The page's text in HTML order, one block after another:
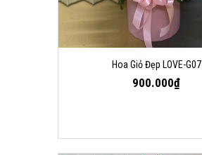
Hoa Giỏ Đẹp LOVE-G07
900.000₫